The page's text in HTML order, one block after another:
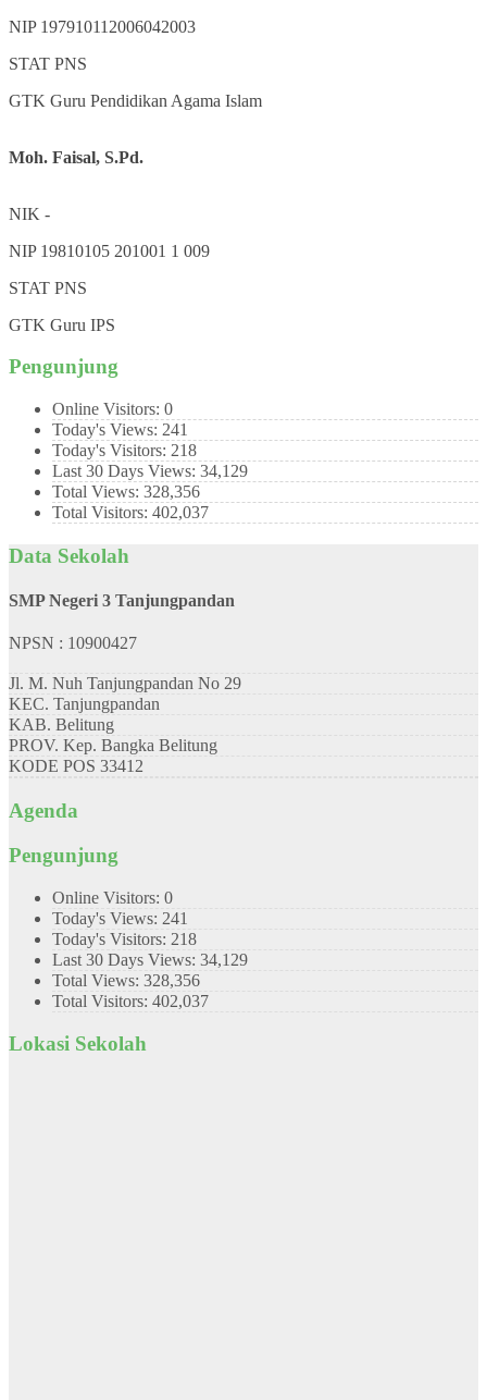
NIP 197910112006042003
STAT PNS
GTK Guru Pendidikan Agama Islam
Moh. Faisal, S.Pd.
NIK -
NIP 19810105 201001 1 009
STAT PNS
GTK Guru IPS
Pengunjung
Online Visitors: 0
Today's Views: 241
Today's Visitors: 218
Last 30 Days Views: 34,129
Total Views: 328,356
Total Visitors: 402,037
Data Sekolah
SMP Negeri 3 Tanjungpandan
NPSN : 10900427
Jl. M. Nuh Tanjungpandan No 29
KEC. Tanjungpandan
KAB. Belitung
PROV. Kep. Bangka Belitung
KODE POS 33412
Agenda
Pengunjung
Online Visitors: 0
Today's Views: 241
Today's Visitors: 218
Last 30 Days Views: 34,129
Total Views: 328,356
Total Visitors: 402,037
Lokasi Sekolah